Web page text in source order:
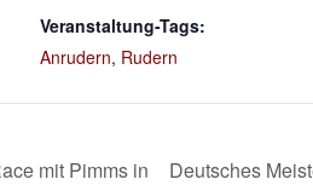
Veranstaltung-Tags:
Anrudern, Rudern
mit Pimms in Deutsches